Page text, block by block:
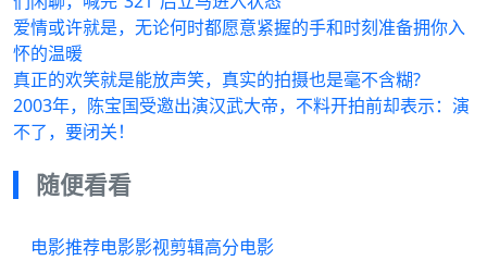
爱情或许就是，无论何时都愿意紧握的手和时刻准备拥你入
怀的温暖
真正的欢笑就是能放声笑，真实的拍摄也是毫不含糊?
2003年，陈宝国受邀出演汉武大帝，不料开拍前却表示：演
不了，要闭关！
随便看看
电影推荐电影影视剪辑高分电影